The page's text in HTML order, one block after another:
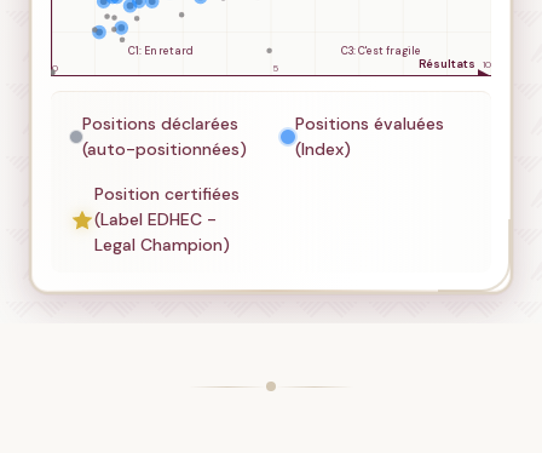
Positions déclarées
(auto-positionnées)
Positions évaluées
(Index)
Position certifiées
(Label EDHEC -
Legal Champion)